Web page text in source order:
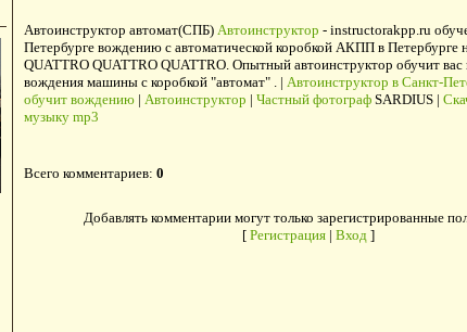
Автоинструктор автомат(СПБ) Автоинструктор - instructorakpp.ru
Петербурге вождению с автоматической коробкой АКПП в Петербурге
QUATTRO QUATTRO QUATTRO. Опытный автоинструктор обучит вас
вождения машины с коробкой "автомат" . | Автоинструктор в Санкт-
обучит вождению| Автоинструктор | Частный фотографSARDIUS |
музыку mp3
Всего комментариев: 0
Добавлять комментарии могут только зарегистрированные
[ Регистрация| Вход]